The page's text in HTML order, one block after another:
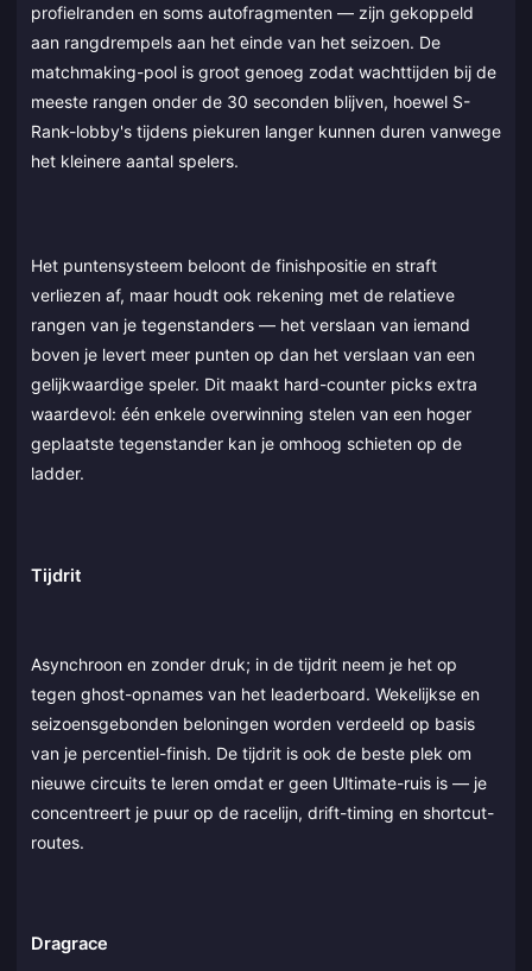
profielranden en soms autofragmenten — zijn gekoppeld
aan rangdrempels aan het einde van het seizoen. De
matchmaking-pool is groot genoeg zodat wachttijden bij de
meeste rangen onder de 30 seconden blijven, hoewel S-
Rank-lobby's tijdens piekuren langer kunnen duren vanwege
het kleinere aantal spelers.
Het puntensysteem beloont de finishpositie en straft
verliezen af, maar houdt ook rekening met de relatieve
rangen van je tegenstanders — het verslaan van iemand
boven je levert meer punten op dan het verslaan van een
gelijkwaardige speler. Dit maakt hard-counter picks extra
waardevol: één enkele overwinning stelen van een hoger
geplaatste tegenstander kan je omhoog schieten op de
ladder.
Tijdrit
Asynchroon en zonder druk; in de tijdrit neem je het op
tegen ghost-opnames van het leaderboard. Wekelijkse en
seizoensgebonden beloningen worden verdeeld op basis
van je percentiel-finish. De tijdrit is ook de beste plek om
nieuwe circuits te leren omdat er geen Ultimate-ruis is — je
concentreert je puur op de racelijn, drift-timing en shortcut-
routes.
Dragrace